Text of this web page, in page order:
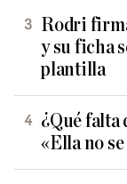
Rodri
y su ficha
plantilla
¿Qué falta
«Ella no